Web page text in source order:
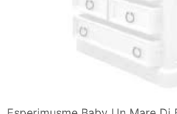
Un Mare Di Emozioni Ricordo